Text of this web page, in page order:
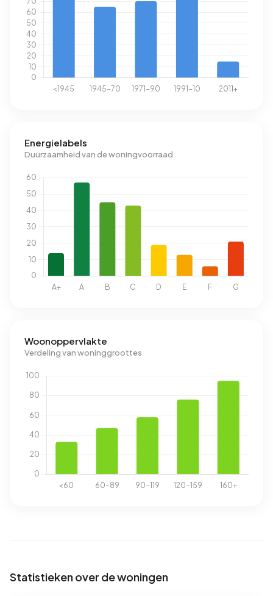
Energielabels
Duurzaamheid van de woningvoorraad
Woonoppervlakte
Verdeling van woninggroottes
Statistieken over de woningen